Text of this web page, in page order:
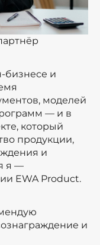
бизнесе и
моделей
— и в
который
продукции,
и
я —
EWA Product.
и